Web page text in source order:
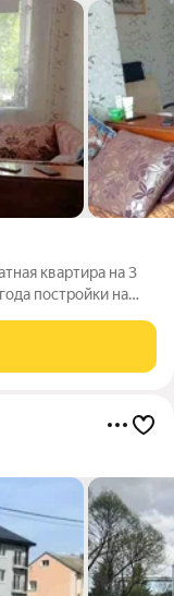
квартира на 3
постройки на
- 17 кв.м.,